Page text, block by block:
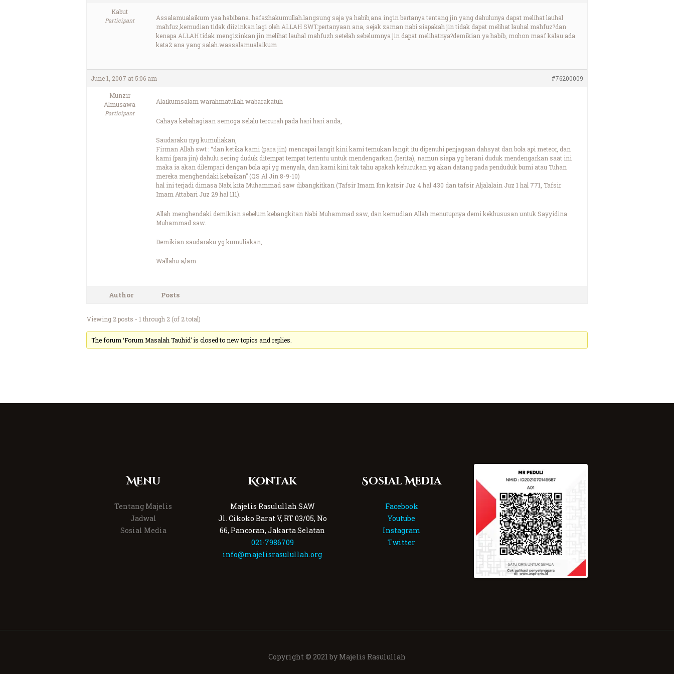
Kabut
Participant
Assalamualaikum yaa habibana..hafazhakumullah.langsung saja ya habib,ana ingin bertanya tentang jin yang dahulunya dapat melihat lauhal
mahfuz,kemudian tidak diizinkan lagi oleh ALLAH SWT.pertanyaan ana, sejak zaman nabi siapakah jin tidak dapat melihat lauhal mahfuz?dan
kenapa ALLAH tidak mengizinkan jin melihat lauhal mahfuzh setelah sebelumnya jin dapat melihatnya?demikian ya habib, mohon maaf kalau ada
kata2 ana yang salah.wassalamualaikum
June 1, 2007 at 5:06 am #76200009
Munzir
Almusawa
Participant
Alaikumsalam warahmatullah wabarakatuh
Cahaya kebahagiaan semoga selalu tercurah pada hari hari anda,
Saudaraku nyg kumuliakan,
Firman Allah swt : “dan ketika kami (para jin) mencapai langit kini kami temukan langit itu dipenuhi penjagaan dahsyat dan bola api meteor, dan
kami (para jin) dahulu sering duduk ditempat tempat tertentu untuk mendengarkan (berita), namun siapa yg berani duduk mendengarkan saat ini
maka ia akan dilempari dengan bola api yg menyala, dan kami kini tak tahu apakah keburukan yg akan datang pada penduduk bumi atau Tuhan
mereka menghendaki kebaikan” (QS Al Jin 8-9-10)
hal ini terjadi dimasa Nabi kita Muhammad saw dibangkitkan (Tafsir Imam Ibn katsir Juz 4 hal 430 dan tafsir Aljalalain Juz 1 hal 771, Tafsir
Imam Attabari Juz 29 hal 111).
Allah menghendaki demikian sebelum kebangkitan Nabi Muhammad saw, dan kemudian Allah menutupnya demi kekhususan untuk Sayyidina
Muhammad saw.
Demikian saudaraku yg kumuliakan,
Wallahu a;lam
Author Posts
Viewing 2 posts - 1 through 2 (of 2 total)
The forum ‘Forum Masalah Tauhid’ is closed to new topics and replies.
Menu
Tentang Majelis
Jadwal
Sosial Media
Kontak
Majelis Rasulullah SAW
Jl. Cikoko Barat V, RT 03/05, No
66, Pancoran, Jakarta Selatan
021-7986709
info@majelisrasulullah.org
Sosial Media
Facebook
Youtube
Instagram
Twitter
Copyright © 2021 by Majelis Rasulullah